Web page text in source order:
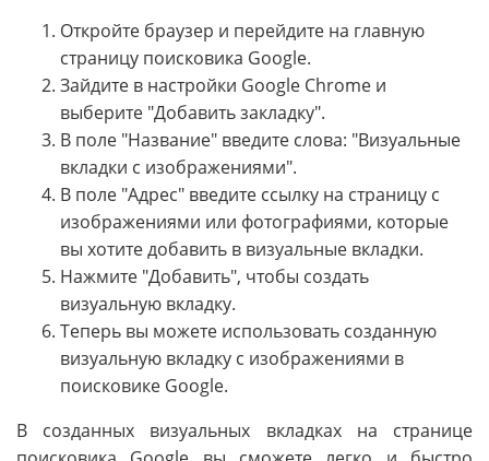
Откройте браузер и перейдите на главную
страницу поисковика Google.
Зайдите в настройки Google Chrome и
выберите "Добавить закладку".
В поле "Название" введите слова: "Визуальные
вкладки с изображениями".
В поле "Адрес" введите ссылку на страницу с
изображениями или фотографиями, которые
вы хотите добавить в визуальные вкладки.
Нажмите "Добавить", чтобы создать
визуальную вкладку.
Теперь вы можете использовать созданную
визуальную вкладку с изображениями в
поисковике Google.
В созданных визуальных вкладках на странице